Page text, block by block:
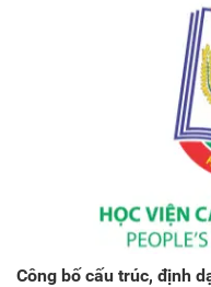
Công bố cấu trúc, định